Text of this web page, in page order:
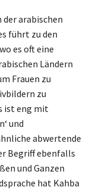
der arabischen
führt zu den
es oft eine
Ländern
Frauen zu
zu
ist eng mit
und
abwertende
Begriff ebenfalls
und Ganzen
hat Kahba